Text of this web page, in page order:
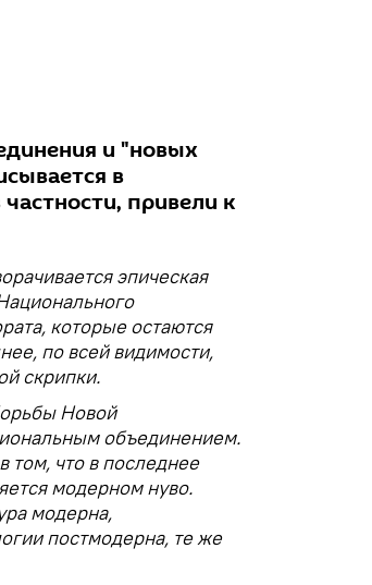
и "новых
в
привели к
эпическая
которые остаются
по всей видимости,
скрипки.
Новой
объединением.
том, что в последнее
модерном нуво.
модерна,
постмодерна, те же